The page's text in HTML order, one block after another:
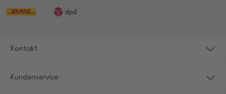
Kontakt
Kundenservice